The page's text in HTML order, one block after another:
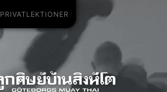
PRIVATLEKTIONER